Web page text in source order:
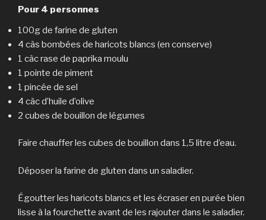
Pour 4 personnes
100g de farine de gluten
4 càs bombées de haricots blancs (en conserve)
1 càc rase de paprika moulu
1 pointe de piment
1 pincée de sel
4 càc d’huile d’olive
2 cubes de bouillon de légumes
Faire chauffer les cubes de bouillon dans 1,5 litre d’eau.
Déposer la farine de gluten dans un saladier.
Égoutter les haricots blancs et les écraser en purée bien
lisse à la fourchette avant de les rajouter dans le saladier.